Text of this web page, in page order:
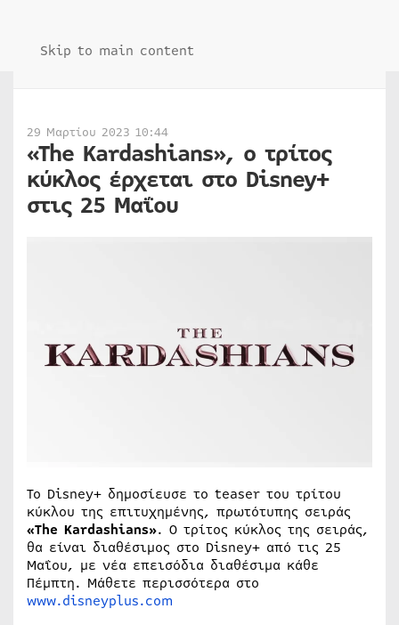
Skip to main content
29 Μαρτίου 2023 10:44
«The Kardashians», ο τρίτος
κύκλος έρχεται στο Disney+
στις 25 Μαΐου
Το Disney+ δημοσίευσε το teaser του τρίτου
κύκλου της επιτυχημένης, πρωτότυπης σειράς
«The Kardashians». Ο τρίτος κύκλος της σειράς,
θα είναι διαθέσιμος στο Disney+ από τις 25
Μαΐου, με νέα επεισόδια διαθέσιμα κάθε
Πέμπτη. Μάθετε περισσότερα στο
www.disneyplus.com